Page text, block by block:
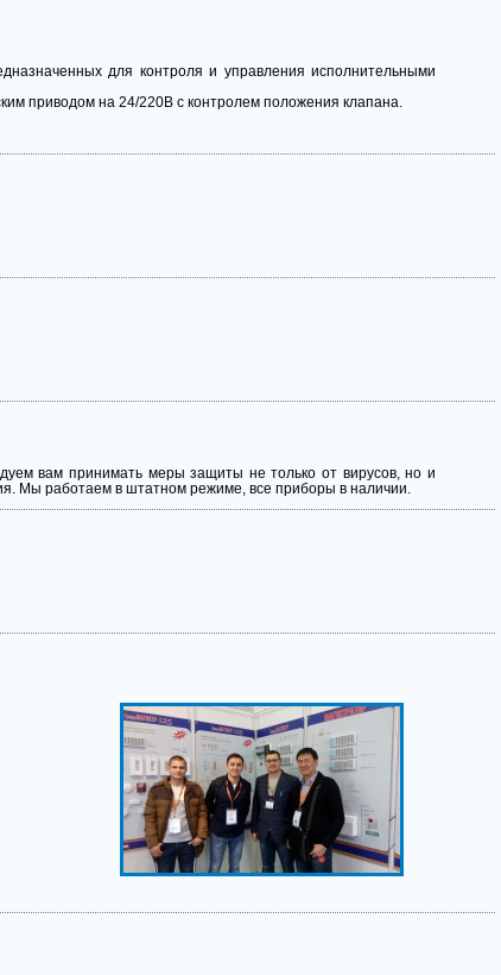
для контроля и управления исполнительными
приводом на 24/220В с контролем положения клапана.
вам принимать меры защиты не только от вирусов, но и
Мы работаем в штатном режиме, все приборы в наличии.